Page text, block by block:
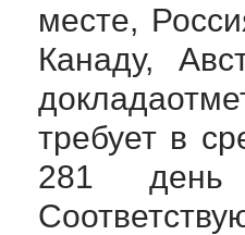
месте,
Канаду,
требует в
281 день